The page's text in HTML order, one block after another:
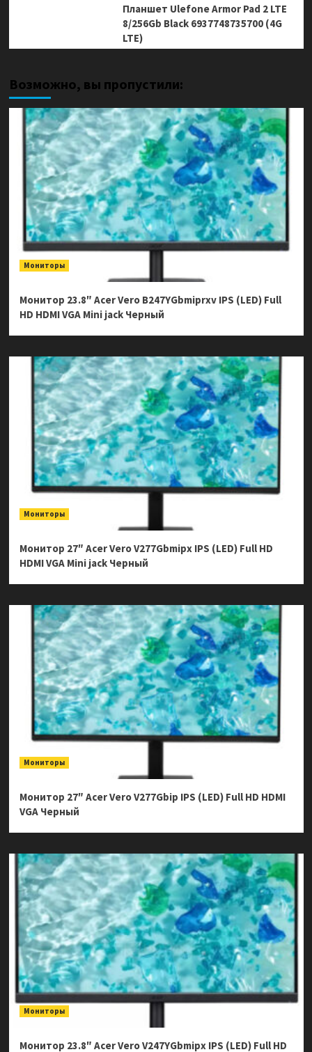
Планшет Ulefone Armor Pad 2 LTE
8/256Gb Black 6937748735700 (4G
LTE)
Возможно, вы пропустили:
Мониторы
Монитор 23.8″ Acer Vero B247YGbmiprxv IPS (LED) Full
HD HDMI VGA Mini jack Черный
Мониторы
Монитор 27″ Acer Vero V277Gbmipx IPS (LED) Full HD
HDMI VGA Mini jack Черный
Мониторы
Монитор 27″ Acer Vero V277Gbip IPS (LED) Full HD HDMI
VGA Черный
Мониторы
Монитор 23.8″ Acer Vero V247YGbmipx IPS (LED) Full HD